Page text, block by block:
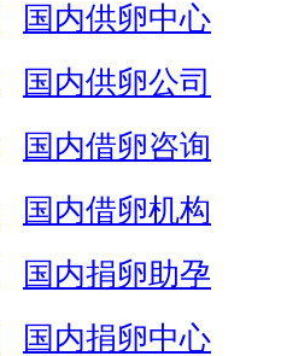
国内供卵中心
国内供卵公司
国内借卵咨询
国内借卵机构
国内捐卵助孕
国内捐卵中心